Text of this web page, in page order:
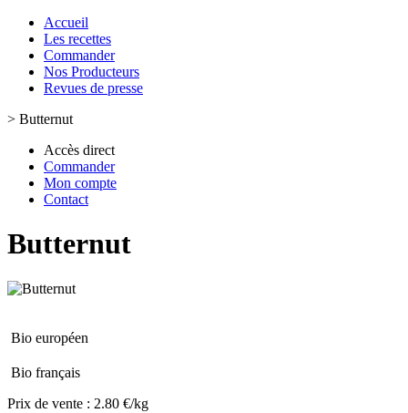
Accueil
Les recettes
Commander
Nos Producteurs
Revues de presse
> Butternut
Accès direct
Commander
Mon compte
Contact
Butternut
Bio européen
Bio français
Prix de vente : 2.80 €/kg